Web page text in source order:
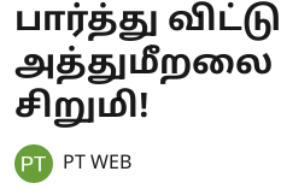
பார்த்து
அத்துமீறலை
சிறுமி!
PT WEB